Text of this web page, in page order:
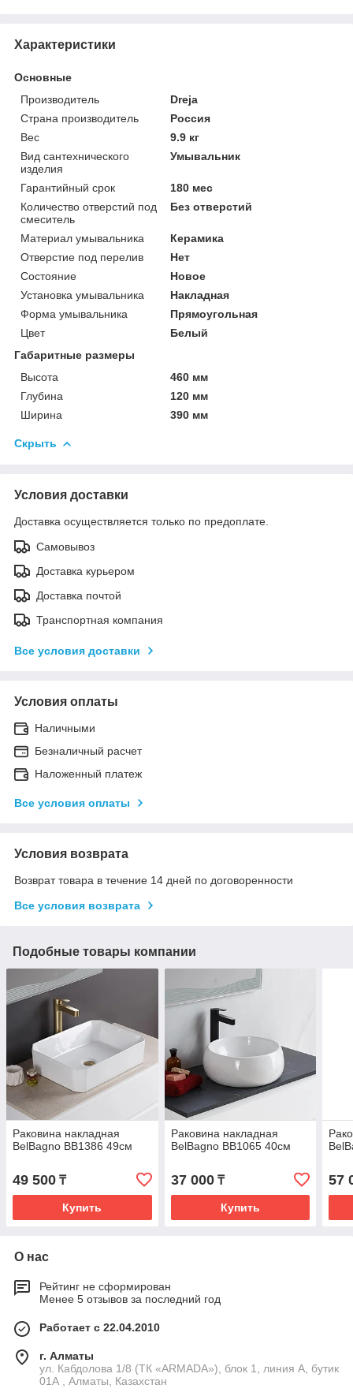
Характеристики
Основные
Производитель
Dreja
Страна производитель
Россия
Вес
9.9 кг
Вид сантехнического
изделия
Умывальник
Гарантийный срок
180 мес
Количество отверстий под
смеситель
Без отверстий
Материал умывальника
Керамика
Отверстие под перелив
Нет
Состояние
Новое
Установка умывальника
Накладная
Форма умывальника
Прямоугольная
Цвет
Белый
Габаритные размеры
Высота
460 мм
Глубина
120 мм
Ширина
390 мм
Скрыть
Условия доставки
Доставка осуществляется только по предоплате.
Самовывоз
Доставка курьером
Доставка почтой
Транспортная компания
Все условия доставки
Условия оплаты
Наличными
Безналичный расчет
Наложенный платеж
Все условия оплаты
Условия возврата
Возврат товара в течение 14 дней по договоренности
Все условия возврата
Подобные товары компании
Раковина накладная
BelBagno BB1386 49см
49 500 ₸
Купить
Раковина накладная
BelBagno BB1065 40см
37 000₸
Купить
57
О нас
Рейтинг не сформирован
Менее 5 отзывов за последний год
Работает с 22.04.2010
г. Алматы
ул. Кабдолова 1/8 (ТК «ARMADA»), блок 1, линия А, бутик
01А , Алматы, Казахстан